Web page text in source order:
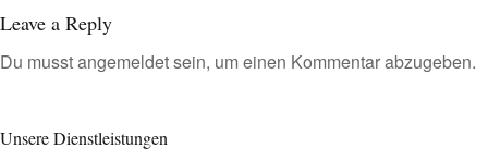
Leave a Reply
Du musstangemeldetsein, um einen Kommentar abzugeben.
Unsere Dienstleistungen